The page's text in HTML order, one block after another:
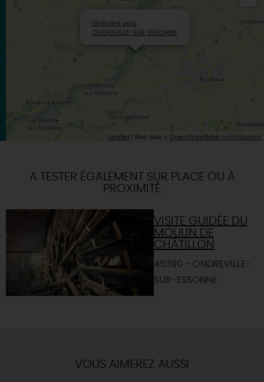
Itinéraire vers
ONDREVILLE-SUR-ESSONNE
Leaflet | Map data © OpenStreetMap contributors
A TESTER ÉGALEMENT SUR PLACE OU À
PROXIMITÉ
VISITE GUIDÉE DU
MOULIN DE
CHÂTILLON
45390 - ONDREVILLE-
SUR-ESSONNE
VOUS AIMEREZ AUSSI